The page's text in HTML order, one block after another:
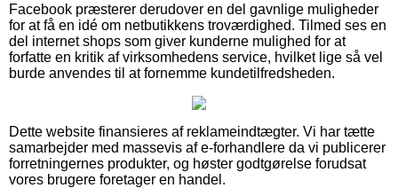
Facebook præsterer derudover en del gavnlige muligheder
for at få en idé om netbutikkens troværdighed. Tilmed ses en
del internet shops som giver kunderne mulighed for at
forfatte en kritik af virksomhedens service, hvilket lige så vel
burde anvendes til at fornemme kundetilfredsheden.
Dette website finansieres af reklameindtægter. Vi har tætte
samarbejder med massevis af e-forhandlere da vi publicerer
forretningernes produkter, og høster godtgørelse forudsat
vores brugere foretager en handel.